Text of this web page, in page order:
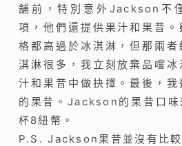
舖前，特別意外Jackson不
項，他們還提供果汁和果昔
格都高過於冰淇淋，但那兩
淇淋很多，我立刻放棄品嚐
汁和果昔中做抉擇。最後，
的果昔。Jackson的果昔口味
杯8紐幣。
P.S. Jackson果昔並沒有比